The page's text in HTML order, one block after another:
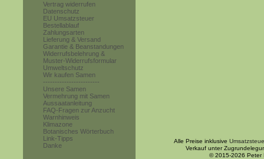
Vertrag widerrufen
Datenschutz
EU Umsatzsteuer
Bestellablauf
Zahlungsarten
Lieferung & Versand
Garantie & Beanstandungen
Widerrufsbelehrung &
Muster-Widerrufsformular
Umweltschutz
Wir kaufen Samen
------------------------
Unsere Samen
Vermehrung mit Samen
Aussaatanleitung
FAQ-Fragen zur Anzucht
Warnhinweis
Klimazone
Botanisches Wörterbuch
Link-Tipps
Danke
Alle Preise inklusive
Verkauf unter
© 2015-2026 Peter